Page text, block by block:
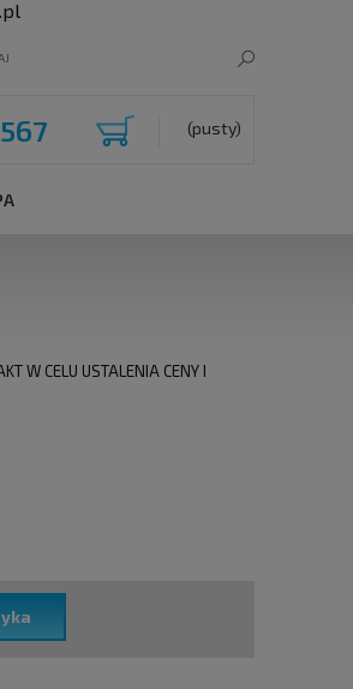
(pusty)
W CELU USTALENIA CENY I